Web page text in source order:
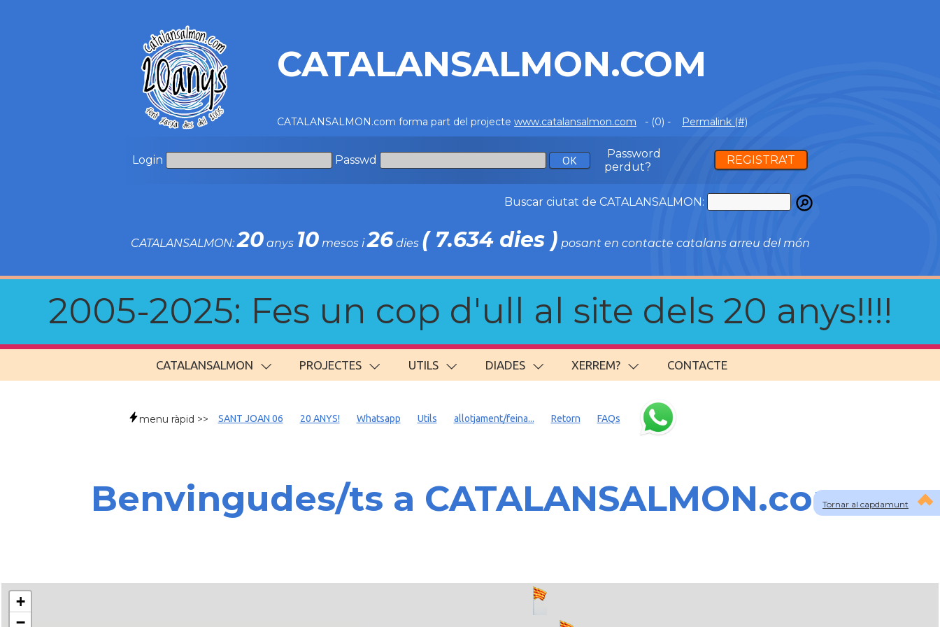
CATALANSALMON.COM
CATALANSALMON.com forma part del projecte www.catalansalmon.com - (0) - Permalink (#)
Login Passwd
Password
perdut?
REGISTRA'T
Buscar ciutat de CATALANSALMON:
CATALANSALMON:20anys 10mesos i26dies ( 7.634 dies ) posant en contacte catalans arreu del món
2005-2025: Fes un cop d'ull al site dels 20 anys!!!!
CATALANSALMON PROJECTES UTILS DIADES XERREM? CONTACTE
Tornar al capdamunt
menu ràpid >> SANT JOAN 06 20 ANYS! Whatsapp Utils allotjament/feina... Retorn FAQs
Benvingudes/ts a CATALANSALMON.com
+
−